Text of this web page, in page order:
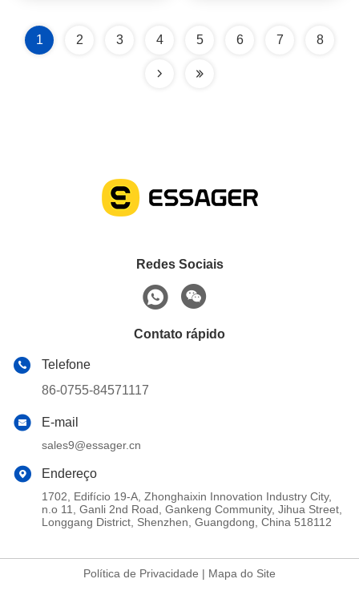
1 2 3 4 5 6 7 8
Redes Sociais
Contato rápido
Telefone
86-0755-84571117
E-mail
sales9@essager.cn
Endereço
1702, Edifício 19-A, Zhonghaixin Innovation Industry City,
n.o 11, Ganli 2nd Road, Gankeng Community, Jihua Street,
Longgang District, Shenzhen, Guangdong, China 518112
Política de Privacidade | Mapa do Site